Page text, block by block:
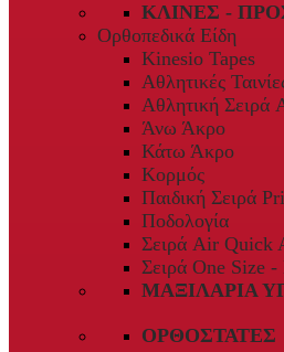
ΚΛΊΝΕΣ -
Ορθοπεδικά Είδη
Kinesio Tapes
Αθλητικές
Αθλητική
Άνω Άκρο
Κάτω Άκρο
Κορμός
Παιδική Σειρά
Ποδολογία
Σειρά Air Quick
Σειρά One Size
ΜΑΞΙΛΆΡΙΑ
ΟΡΘΟΣΤΆΤΕΣ